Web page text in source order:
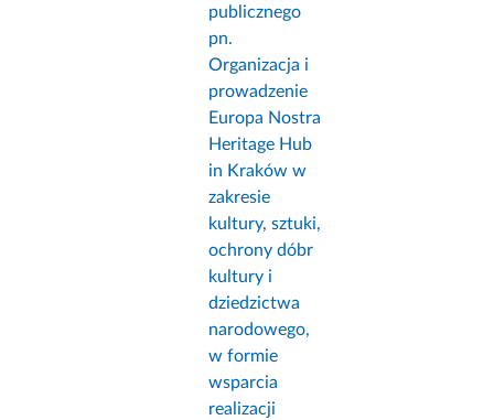
publicznego
pn.
Organizacja i
prowadzenie
Europa Nostra
Heritage Hub
in Kraków w
zakresie
kultury, sztuki,
ochrony dóbr
kultury i
dziedzictwa
narodowego,
w formie
wsparcia
realizacji